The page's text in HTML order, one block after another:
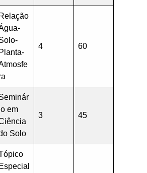
Relação
Planta-
4 60
em
Solo
3 45
Especial